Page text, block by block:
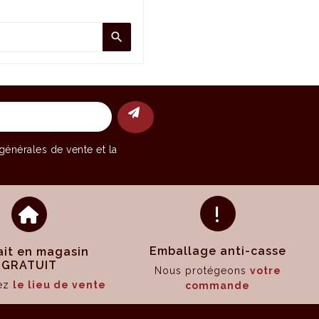

de vente et la
en magasin
GRATUIT
le lieu de vente
Emballage anti-casse
Nous protégeons votre
commande